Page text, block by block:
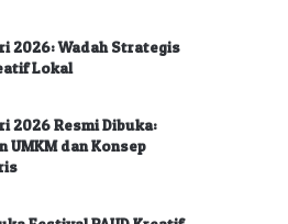
2026: Wadah Strategis
Lokal
2026 Resmi Dibuka:
UMKM dan Konsep